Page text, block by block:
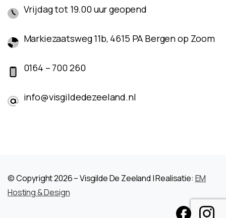
Vrijdag tot 19.00 uur geopend
Markiezaatsweg 11b, 4615 PA Bergen op Zoom
0164 – 700 260
info@visgildedezeeland.nl
© Copyright 2026 – Visgilde De Zeeland | Realisatie: EM
Hosting & Design